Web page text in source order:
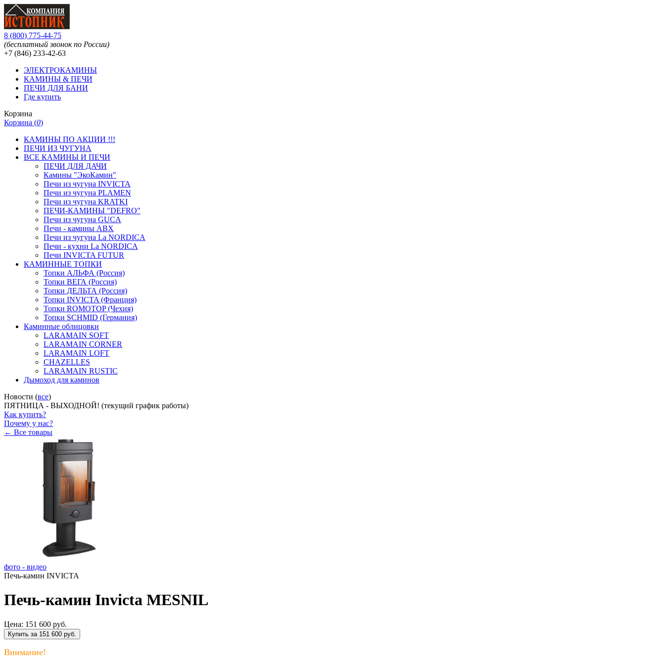
8 (800) 775-44-75
(бесплатный звонок по России)
+7 (846) 233-42-63
ЭЛЕКТРОКАМИНЫ
КАМИНЫ & ПЕЧИ
ПЕЧИ ДЛЯ БАНИ
Где купить
Корзина
Корзина (0)
КАМИНЫ ПО АКЦИИ !!!
ПЕЧИ ИЗ ЧУГУНА
ВСЕ КАМИНЫ И ПЕЧИ
ПЕЧИ ДЛЯ ДАЧИ
Камины "ЭкоКамин"
Печи из чугуна INVICTA
Печи из чугуна PLAMEN
Печи из чугуна KRATKI
ПЕЧИ-КАМИНЫ "DEFRO"
Печи из чугуна GUCA
Печи - камины ABX
Печи из чугуна La NORDICA
Печи - кухни La NORDICA
Печи INVICTA FUTUR
КАМИННЫЕ ТОПКИ
Топки АЛЬФА (Россия)
Топки ВЕГА (Россия)
Топки ДЕЛЬТА (Россия)
Топки INVICTA (Франция)
Топки ROMOTOP (Чехия)
Топки SCHMID (Германия)
Каминные облицовки
LARAMAIN SOFT
LARAMAIN CORNER
LARAMAIN LOFT
CHAZELLES
LARAMAIN RUSTIC
Дымоход для каминов
Новости (все)
ПЯТНИЦА - ВЫХОДНОЙ! (текущий график работы)
Как купить?
Почему у нас?
← Все товары
фото - видео
Печь-камин INVICTA
Печь-камин Invicta MESNIL
Цена: 151 600 руб.
Купить за 151 600 руб.
Внимание!